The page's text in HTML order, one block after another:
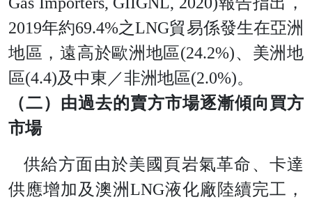
2019年約69.4%之LNG貿易係發生在亞洲
地區，遠高於歐洲地區(24.2%)、美洲地
區(4.4)及中東／非洲地區(2.0%)。
（二）由過去的賣方市場逐漸傾向買方
市場
供給方面由於美國頁岩氣革命、卡達
供應增加及澳洲LNG液化廠陸續完工，